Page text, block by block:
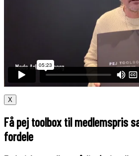
X
Få pej toolbox til medlemspris
fordele